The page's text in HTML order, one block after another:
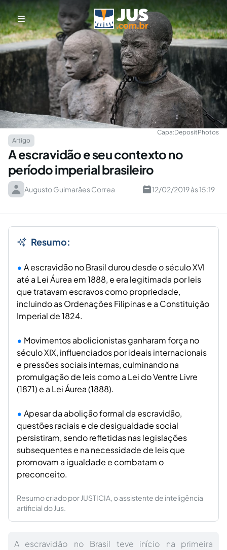
Capa:DepositPhotos
Artigo
A escravidão e seu contexto no
período imperial brasileiro
Augusto Guimarães Correa 12/02/2019 às 15:19
Resumo:
A escravidão no Brasil durou desde o século XVI
até a Lei Áurea em 1888, e era legitimada por leis
que tratavam escravos como propriedade,
incluindo as Ordenações Filipinas e a Constituição
Imperial de 1824.
Movimentos abolicionistas ganharam força no
século XIX, influenciados por ideais internacionais
e pressões sociais internas, culminando na
promulgação de leis como a Lei do Ventre Livre
(1871) e a Lei Áurea (1888).
Apesar da abolição formal da escravidão,
questões raciais e de desigualdade social
persistiram, sendo refletidas nas legislações
subsequentes e na necessidade de leis que
promovam a igualdade e combatam o
preconceito.
Resumo criado por JUSTICIA, o assistente de inteligência
artificial do Jus.
A escravidão no Brasil teve início na primeira